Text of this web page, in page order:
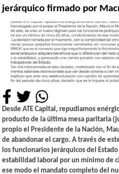
jerárquico firmado por
Desde ATE Capital, repudiamos
producto de la última mesa paritaria
propio el Presidente de la Nación,
de abandonar el cargo. A través de
los funcionarios jerárquicos del
estabilidad laboral por un mínimo de
ese modo el mandato completo del